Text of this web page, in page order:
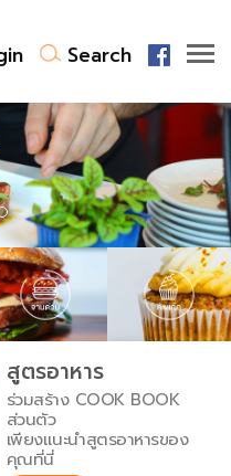
Search
ง
ดิบ
สูตรอาหาร
ร่วมสร้าง COOK BOOK
ส่วนตัว
เพียงแนะนำสูตรอาหารของ
คุณที่นี่